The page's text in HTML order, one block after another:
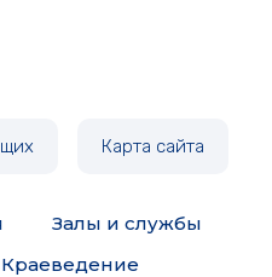
Карта сайта
Залы и службы
Краеведение